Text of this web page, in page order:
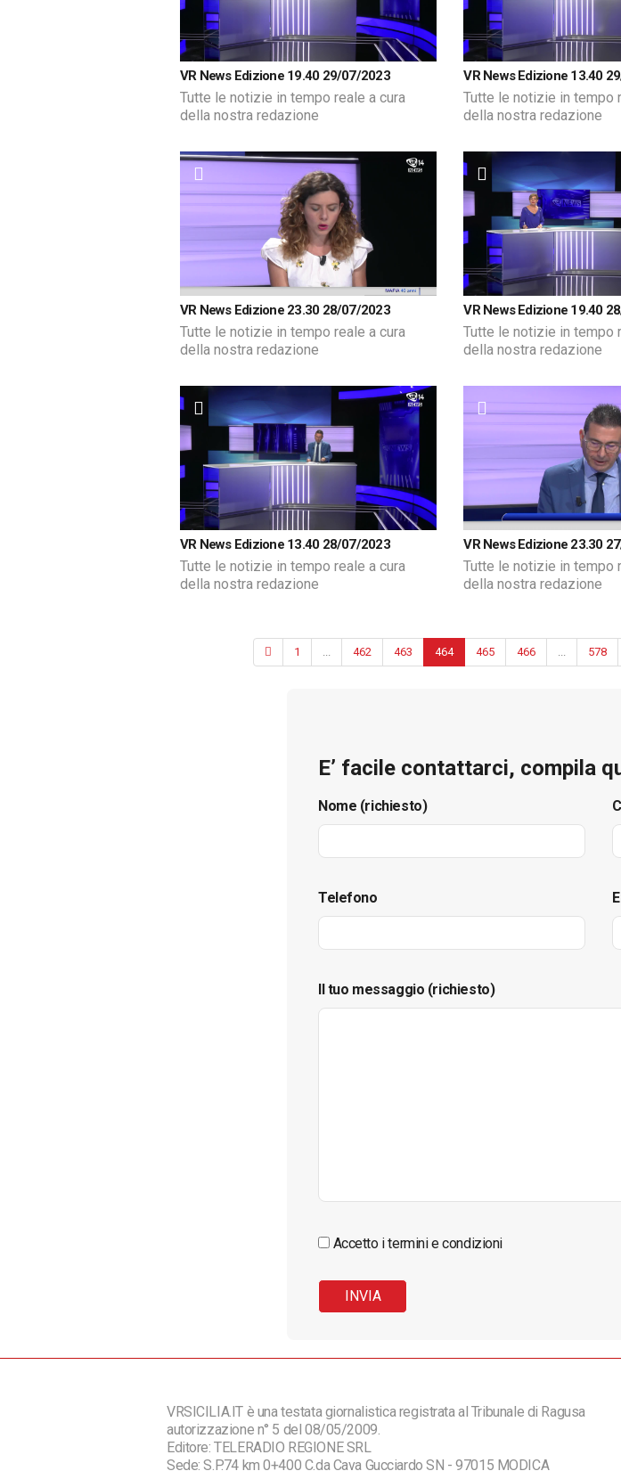
VR News Edizione 19.40 29/07/2023
Tutte le notizie in tempo reale a cura
della nostra redazione
VR News Edizione 13.40
Tutte le notizie in tempo
della nostra redazione
VR News Edizione 23.30 28/07/2023
Tutte le notizie in tempo reale a cura
della nostra redazione
VR News Edizione 19.40
Tutte le notizie in tempo
della nostra redazione
VR News Edizione 13.40 28/07/2023
Tutte le notizie in tempo reale a cura
della nostra redazione
VR News Edizione 23.30
Tutte le notizie in tempo
della nostra redazione
1 ... 462 463 464 465 466 ... 578
E’ facile contattarci, compila
Nome (richiesto)
Telefono
Il tuo messaggio (richiesto)
Accetto i termini e condizioni
VRSICILIA.IT è una testata giornalistica registrata al Tribunale di Ragusa
autorizzazione n° 5 del 08/05/2009.
Editore: TELERADIO REGIONE SRL
Sede: S.P.74 km 0+400 C.da Cava Gucciardo SN - 97015 MODICA